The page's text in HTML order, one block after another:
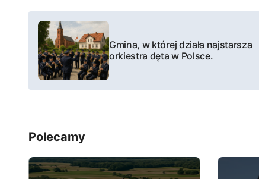
N
w
i
a
c
Gmina, w której działa najstarsza
orkiestra dęta w Polsce.
Polecamy